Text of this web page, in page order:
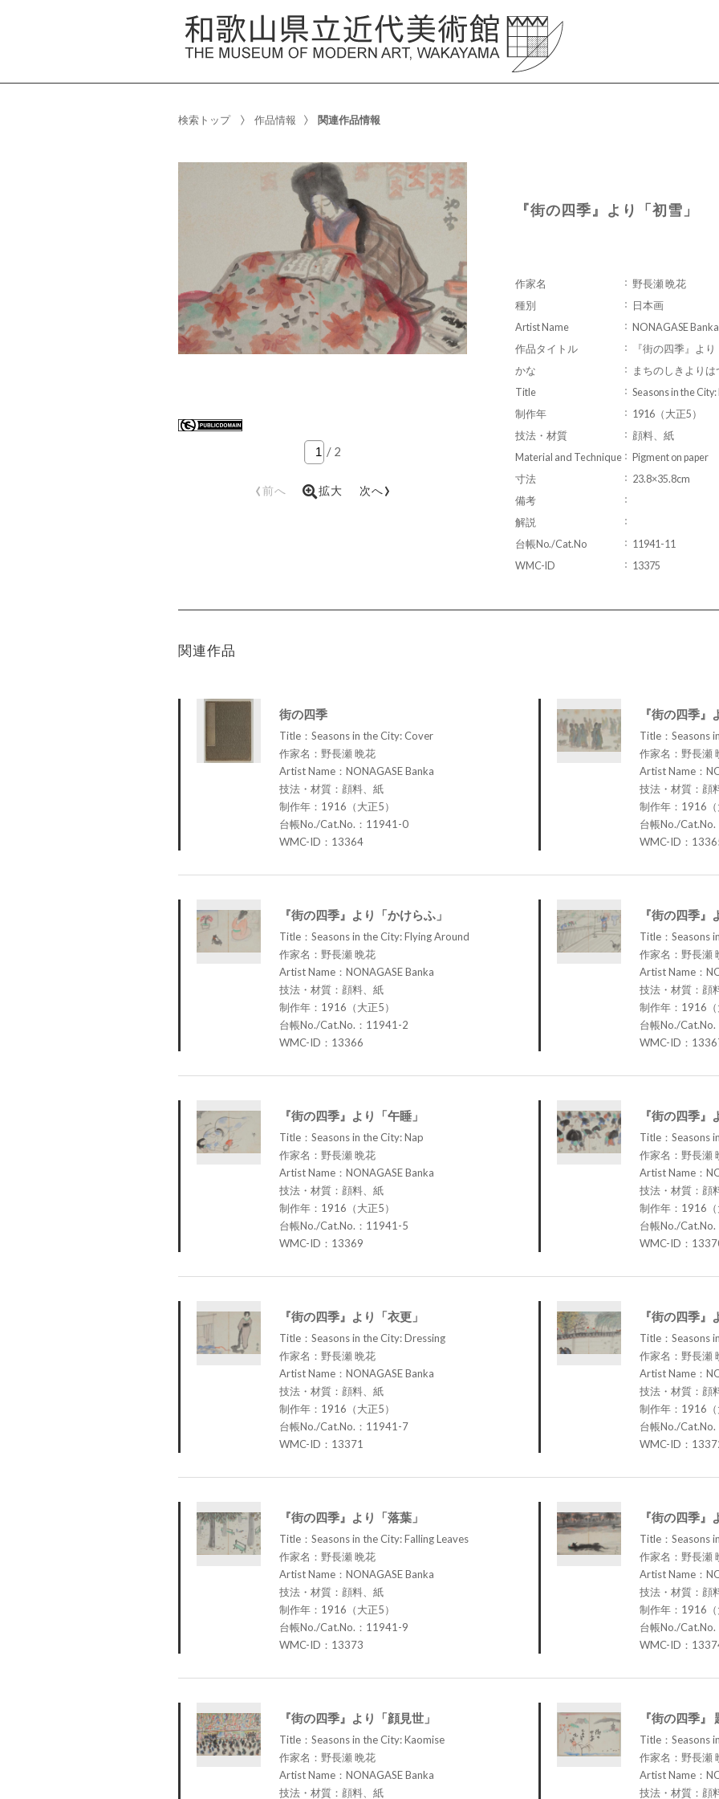
検索トップ 作品情報 関連作品情報
/ 2
‹前へ 拡大 次へ›
『街の四季』より「初雪」
作家名
野長瀬 晩花
種別
日本画
Artist Name
NONAGASE Banka
作品タイトル
『街の四季』より
かな
まちのしきよりは
Title
Seasons in the
制作年
1916（大正5）
技法・材質
顔料、紙
Material and Technique
Pigment on paper
寸法
23.8×35.8cm
備考
解説
台帳No./Cat.No
11941-11
WMC-ID
13375
関連作品
街の四季
Title：Seasons in the City: Cover
作家名：野長瀬 晩花
Artist Name：NONAGASE Banka
技法・材質：顔料、紙
制作年：1916（大正5）
台帳No./Cat.No.：11941-0
WMC-ID：13364
『街の四季』
Title：Seasons
作家名：野長瀬
Artist Name：
技法・材質：顔
制作年：1916（
台帳No./
WMC-ID：
『街の四季』より「かけらふ」
Title：Seasons in the City: Flying Around
作家名：野長瀬 晩花
Artist Name：NONAGASE Banka
技法・材質：顔料、紙
制作年：1916（大正5）
台帳No./Cat.No.：11941-2
WMC-ID：13366
『街の四季』
Title：Seasons
作家名：野長瀬
Artist Name：
技法・材質：顔
制作年：1916（
台帳No./
WMC-ID：
『街の四季』より「午睡」
Title：Seasons in the City: Nap
作家名：野長瀬 晩花
Artist Name：NONAGASE Banka
技法・材質：顔料、紙
制作年：1916（大正5）
台帳No./Cat.No.：11941-5
WMC-ID：13369
『街の四季』
Title：Seasons
作家名：野長瀬
Artist Name：
技法・材質：顔
制作年：1916（
台帳No./
WMC-ID：
『街の四季』より「衣更」
Title：Seasons in the City: Dressing
作家名：野長瀬 晩花
Artist Name：NONAGASE Banka
技法・材質：顔料、紙
制作年：1916（大正5）
台帳No./Cat.No.：11941-7
WMC-ID：13371
『街の四季』
Title：Seasons
作家名：野長瀬
Artist Name：
技法・材質：顔
制作年：1916（
台帳No./
WMC-ID：
『街の四季』より「落葉」
Title：Seasons in the City: Falling Leaves
作家名：野長瀬 晩花
Artist Name：NONAGASE Banka
技法・材質：顔料、紙
制作年：1916（大正5）
台帳No./Cat.No.：11941-9
WMC-ID：13373
『街の四季』
Title：Seasons
作家名：野長瀬
Artist Name：
技法・材質：顔
制作年：1916（
台帳No./
WMC-ID：
『街の四季』より「顔見世」
Title：Seasons in the City: Kaomise
作家名：野長瀬 晩花
Artist Name：NONAGASE Banka
技法・材質：顔料、紙
『街の四季』
Title：Seasons
作家名：野長瀬
Artist Name：
技法・材質：顔